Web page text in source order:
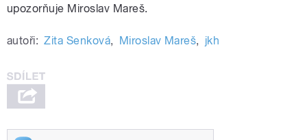
upozorňuje Miroslav Mareš.
autoři: Zita Senková, Miroslav Mareš, jkh